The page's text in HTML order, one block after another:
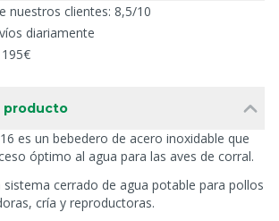
nuestros clientes: 8,5/10
diariamente
producto
es un bebedero de acero inoxidable que
óptimo al agua para las aves de corral.
cerrado de agua potable para pollos
cría y reproductoras.